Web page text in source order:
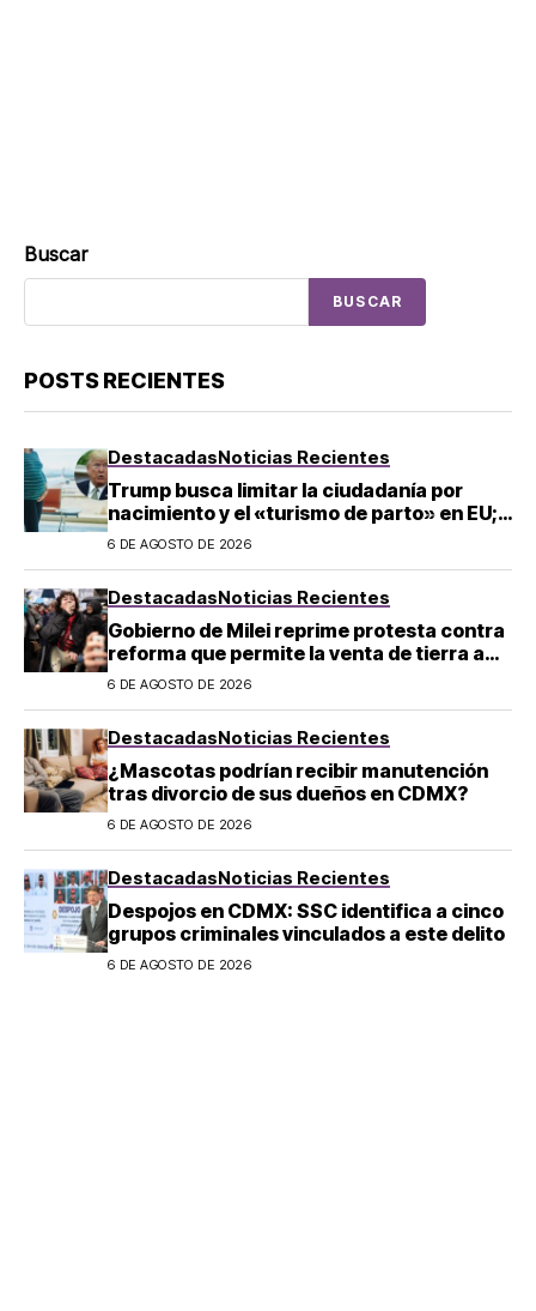
Buscar
BUSCAR
POSTS RECIENTES
DestacadasNoticias Recientes
Trump busca limitar la ciudadanía por
nacimiento y el «turismo de parto» en EU;
¿a quién afecta?
6 DE AGOSTO DE 2026
DestacadasNoticias Recientes
Gobierno de Milei reprime protesta contra
reforma que permite la venta de tierra a
extranjeros en Argentina
6 DE AGOSTO DE 2026
DestacadasNoticias Recientes
¿Mascotas podrían recibir manutención
tras divorcio de sus dueños en CDMX?
6 DE AGOSTO DE 2026
DestacadasNoticias Recientes
Despojos en CDMX: SSC identifica a cinco
grupos criminales vinculados a este delito
6 DE AGOSTO DE 2026